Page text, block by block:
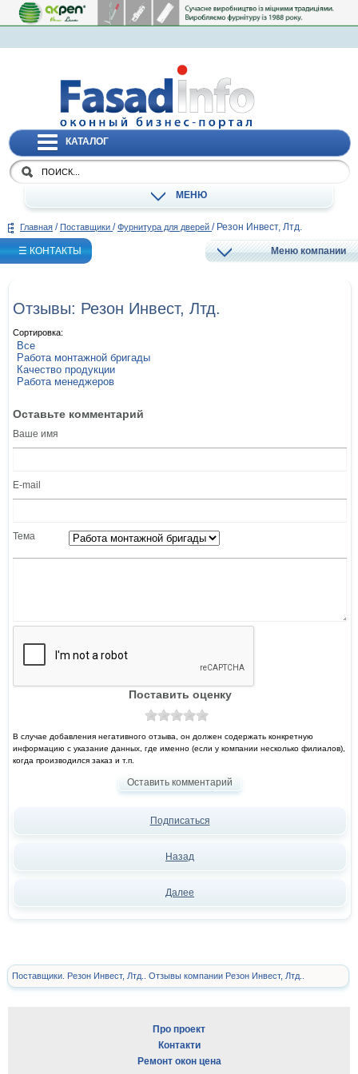
КАТАЛОГ
МЕНЮ
Главная / Поставщики / Фурнитура для дверей / Резон Инвест, Лтд.
☰ КОНТАКТЫ Меню компании
Отзывы: Резон Инвест, Лтд.
Сортировка:
Все
Работа монтажной бригады
Качество продукции
Работа менеджеров
Оставьте комментарий
Ваше имя
E-mail
Тема
Поставить оценку
В случае добавления негативного отзыва, он должен содержать конкретную
информацию с указание данных, где именно (если у компании несколько филиалов),
когда производился заказ и т.п.
Оставить комментарий
Подписаться
Назад
Далее
Поставщики. Резон Инвест, Лтд.. Отзывы компании Резон Инвест, Лтд..
Про проект
Контакти
Ремонт окон цена